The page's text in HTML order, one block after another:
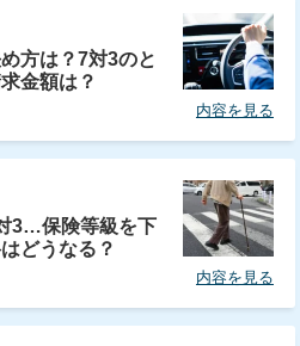
方は？7対3のと
金額は？
内容を見る
3…保険等級を下
どうなる？
内容を見る